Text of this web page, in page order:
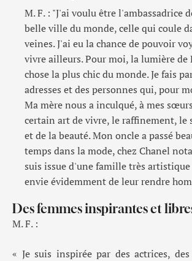
M. F. : "J'ai voulu être l'ambassadrice
belle ville du monde, celle qui coule
veines. J'ai eu la chance de pouvoir
vivre ailleurs. Pour moi, la lumière de
chose la plus chic du monde. Je fais
adresses et des personnes qui, pour
Ma mère nous a inculqué, à mes
certain art de vivre, le raffinement, le
et de la beauté. Mon oncle a passé
temps dans la mode, chez Chanel
suis issue d'une famille très
envie évidemment de leur rendre
Des femmes inspirantes et
M. F. :
« Je suis inspirée par des actrices,